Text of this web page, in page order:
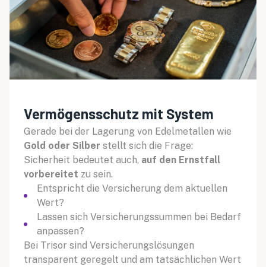
Vermögensschutz mit System
Gerade bei der Lagerung von Edelmetallen wie
Gold oder Silber stellt sich die Frage:
Sicherheit bedeutet auch, auf den Ernstfall
vorbereitet zu sein.
Entspricht die Versicherung dem aktuellen
Wert?
Lassen sich Versicherungssummen bei Bedarf
anpassen?
Bei Trisor sind Versicherungslösungen
transparent geregelt und am tatsächlichen Wert